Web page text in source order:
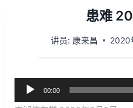
患难
讲员: 康来昌 2020
频
00:00